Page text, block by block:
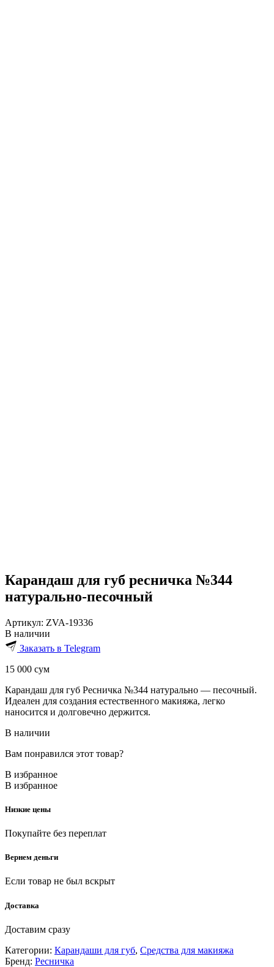
Карандаш для губ ресничка №344
натурально-песочный
Артикул: ZVA-19336
В наличии
Заказать в Telegram
15 000 сум
Карандаш для губ Ресничка №344 натурально — песочный.
Идеален для создания естественного макияжа, легко
наносится и долговечно держится.
В наличии
Вам понравился этот товар?
В избранное
В избранное
Низкие цены
Покупайте без переплат
Вернем деньги
Если товар не был вскрыт
Доставка
Доставим сразу
Категории: Карандаши для губ, Средства для макияжа
Бренд: Ресничка